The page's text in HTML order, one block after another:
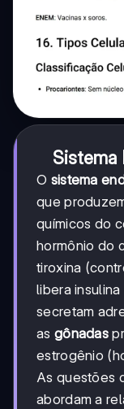
Sistema
O sistema
que
químicos do
hormônio do
tiroxina
libera
secretam
as gônadas
estrogênio
As questões
abordam a